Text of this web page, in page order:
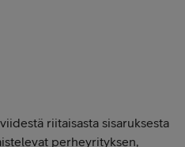
riitaisasta sisaruksesta
perheyrityksen,